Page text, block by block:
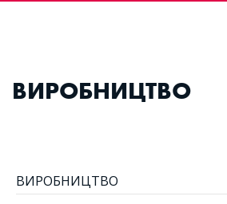
ВИРОБНИЦТВО
ВИРОБНИЦТВО